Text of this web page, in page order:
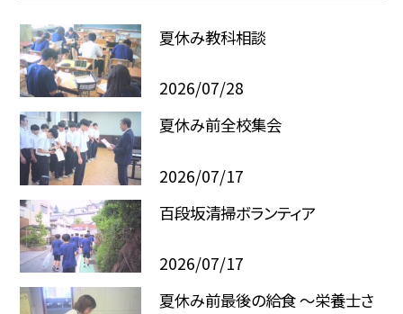
夏休み教科相談
2026/07/28
夏休み前全校集会
2026/07/17
百段坂清掃ボランティア
2026/07/17
夏休み前最後の給食 ～栄養士さ